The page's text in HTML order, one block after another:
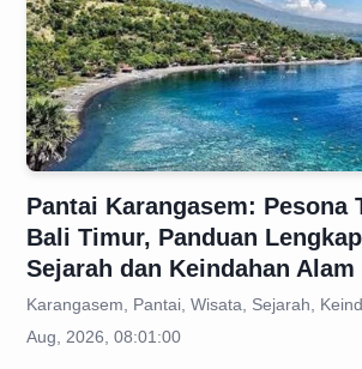
Pantai Karangasem: Pesona
Bali Timur, Panduan
Sejarah dan Keindahan Alam
Karangasem, Pantai, Wisata, Sejarah,
Aug, 2026, 08:01:00